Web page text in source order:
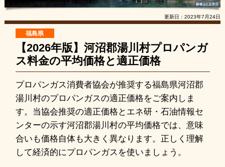
更新日： 2023年7月24日
福島県
【2026年版】河沼郡湯川村プロパンガ
ス料金の平均価格と適正価格
プロパンガス消費者協会が推奨する福島県河沼郡
湯川村のプロパンガスの適正価格をご案内しま
す。当協会推奨の適正価格とエネ研・石油情報セ
ンターの示す河沼郡湯川村の平均価格では、意味
合いも価格自体も大きく異なります。正しく理解
して経済的にプロパンガスを使いましょう。